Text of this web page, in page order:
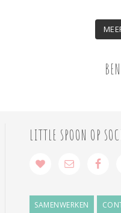
LITTLE SPOON OP
SAMENWERKEN